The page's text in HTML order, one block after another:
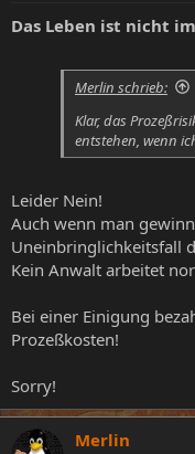
Das Leben ist nicht
Merlin schrieb:
Klar, das
entstehen, wenn
Leider Nein!
Auch wenn man
Uneinbringlichkeitsfall
Kein Anwalt arbeitet
Bei einer Einigung
Prozeßkosten!
Sorry!
Merlin